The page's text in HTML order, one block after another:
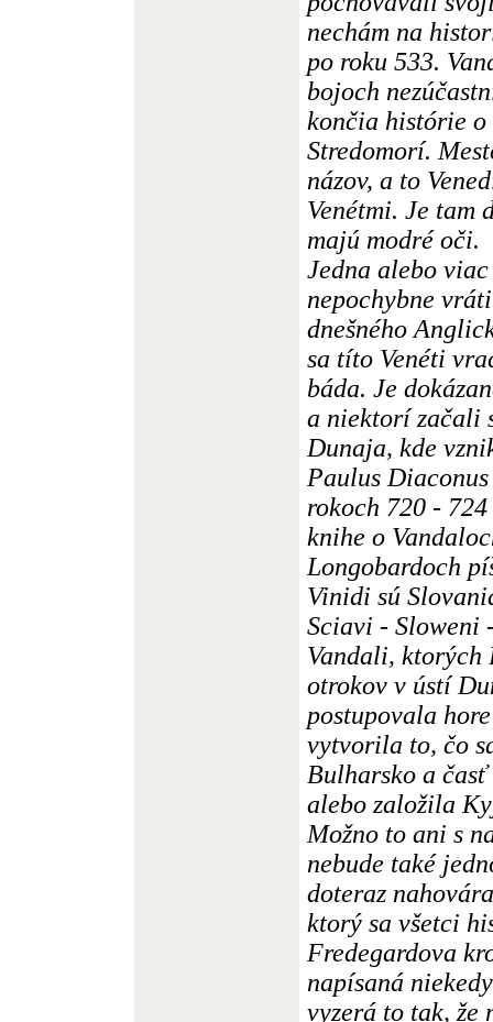
nechám na
po roku 533.
bojoch
končia histórie
Stredomorí.
názov, a to
Venétmi. Je tam
majú modré oči.
Jedna alebo
nepochybne
dnešného
sa títo Venéti
báda. Je
a niektorí začali
Dunaja, kde
Paulus
rokoch 720 -
knihe o
Longobardoch
Vinidi sú
Sciavi - Sloweni
Vandali, ktorých
otrokov v ústí
postupovala
vytvorila to, čo
Bulharsko a
alebo založila
Možno to ani s
nebude také
doteraz
ktorý sa všetci
Fredegardova
napísaná
vyzerá to tak, že